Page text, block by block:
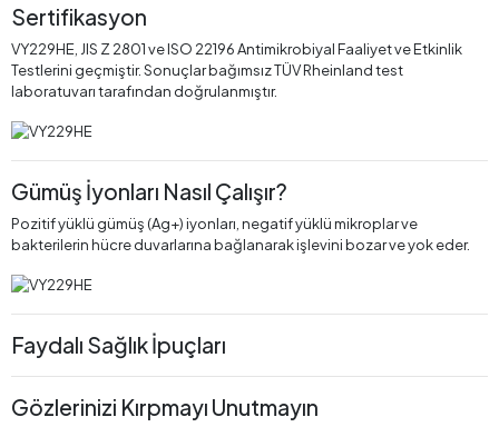
Sertifikasyon
VY229HE, JIS Z 2801 ve ISO 22196 Antimikrobiyal Faaliyet ve Etkinlik
Testlerini geçmiştir. Sonuçlar bağımsız TÜV Rheinland test
laboratuvarı tarafından doğrulanmıştır.
Gümüş İyonları Nasıl Çalışır?
Pozitif yüklü gümüş (Ag+) iyonları, negatif yüklü mikroplar ve
bakterilerin hücre duvarlarına bağlanarak işlevini bozar ve yok eder.
Faydalı Sağlık İpuçları
Gözlerinizi Kırpmayı Unutmayın